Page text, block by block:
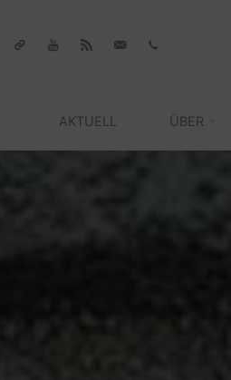
AKTUELL ÜBER